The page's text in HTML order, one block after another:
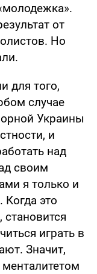
от
Но
для того,
случае
Украины
и
над
своим
я только и
Когда это
играть в
Значит,